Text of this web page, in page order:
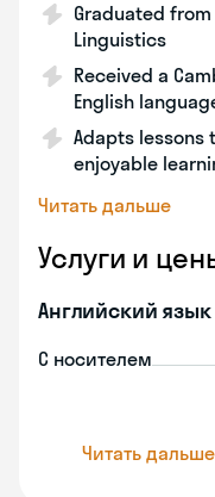
Graduated from
Linguistics
Received a
English
Adapts
enjoyable
Читать дальше
Услуги и
Английский язык
С носителем
Читать дальше